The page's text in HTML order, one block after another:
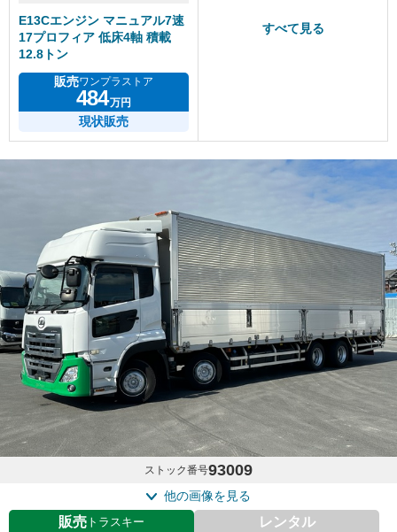
E13Cエンジン マニュアル7速
17プロフィア 低床4軸 積載
12.8トン
販売ワンプラストア
484万円
現状販売
すべて見る
ストック番号93009
他の画像を見る
販売 トラスキー レンタル